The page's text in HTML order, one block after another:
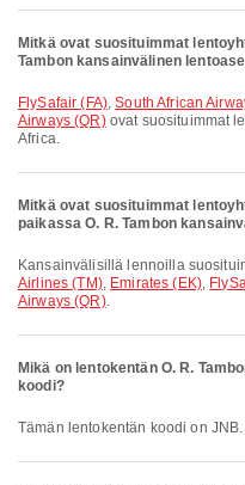
Mitkä ovat suosituimmat
Tambon kansainvälinen
FlySafair (FA),South African
Airways (QR)ovat suosituimmat
Africa.
Mitkä ovat suosituimmat
paikassa O. R. Tambon
Kansainvälisillä lennoilla
Airlines (TM), Emirates (EK),
Airways (QR).
Mikä on lentokentän O. R.
koodi?
Tämän lentokentän koodi on